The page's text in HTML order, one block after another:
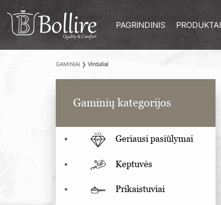
PAGRINDINIS PRODUKTAI
GAMINIAI ❯ Virduliai
Gaminių kategorijos
Geriausi pasiūlymai
Keptuvės
Prikaistuviai